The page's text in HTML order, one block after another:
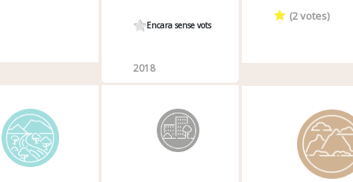
Encara sense vots
2018
(2votes)